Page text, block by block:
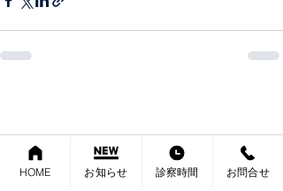
HOME お知らせ 診察時間 お問合せ